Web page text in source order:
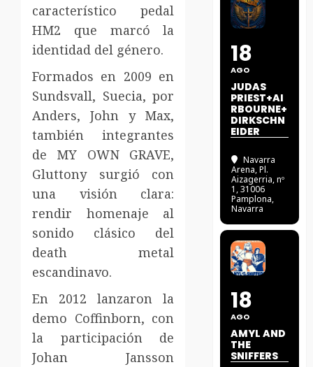
característico pedal
HM2 que marcó la
identidad del género.
Formados en 2009 en
Sundsvall, Suecia, por
Anders, John y Max,
también integrantes
de MY OWN GRAVE,
Gluttony surgió con
una visión clara:
rendir homenaje al
sonido clásico del
death metal
escandinavo.
En 2012 lanzaron la
demo Coffinborn, con
la participación de
Johan Jansson
18
AGO
JUDAS
PRIEST+AI
RBOURNE+
DIRKSCHN
EIDER
Navarra
Arena, Pl.
Aizagerria, nº
1, 31006
Pamplona,
Navarra
18
AGO
AMYL AND
THE
SNIFFERS